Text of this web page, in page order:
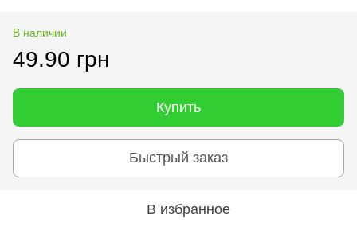
В наличии
49.90 грн
Купить
Быстрый заказ
В избранное